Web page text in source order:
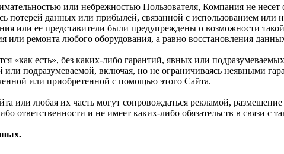
или небрежностью Пользователя, Компания не
потерей данных или прибылей, связанной с использованием
или ее представители были предупреждены о возможности
ремонта любого оборудования, а равно восстановления
«как есть», без каких-либо гарантий, явных или
или подразумеваемой, включая, но не ограничиваясь неявными
или приобретенной с помощью этого Сайта.
или любая их часть могут сопровождаться рекламой,
ответственности и не имеет каких-либо обязательств в связи с